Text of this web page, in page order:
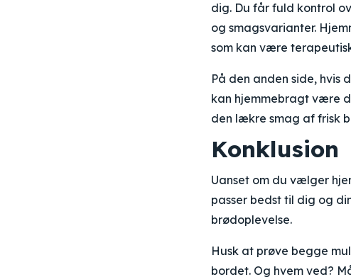
dig. Du får fuld kontrol
og smagsvarianter.
som kan være
På den anden side, hvis
kan hjemmebragt være
den lækre smag af frisk
Konklusion
Uanset om du vælger
passer bedst til dig og
brødoplevelse.
Husk at prøve begge
bordet. Og hvem ved?